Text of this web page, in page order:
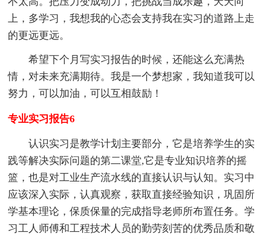
上，多学习，我想我的心态会支持我在实习的道路上走
的更远更远。
希望下个月写实习报告的时候，还能这么充满热
情，对未来充满期待。我是一个梦想家，我知道我可以
努力，可以加油，可以互相鼓励！
专业实习报告6
认识实习是教学计划主要部分，它是培养学生的实
践等解决实际问题的第二课堂,它是专业知识培养的摇
篮，也是对工业生产流水线的直接认识与认知。实习中
应该深入实际，认真观察，获取直接经验知识，巩固所
学基本理论，保质保量的完成指导老师所布置任务。学
习工人师傅和工程技术人员的勤劳刻苦的优秀品质和敬